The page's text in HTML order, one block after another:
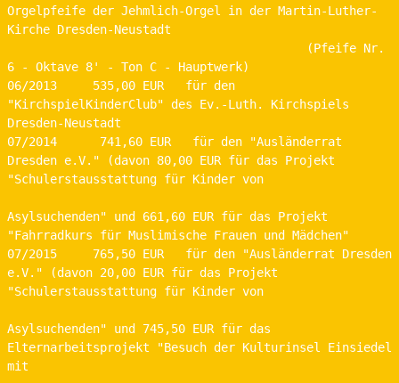
Orgelpfeife der Jehmlich-Orgel in der Martin-Luther-
6 - Oktave 8' - Ton C - Hauptwerk)
06/2013     535,00 EUR   für den
"KirchspielKinderClub" des Ev.-Luth. Kirchspiels
Dresden-Neustadt
07/2014      741,60 EUR   für den "Ausländerrat
Dresden e.V." (davon 80,00 EUR für das Projekt
"Schulerstausstattung für Kinder von
Asylsuchenden" und 661,60 EUR für das Projekt
"Fahrradkurs für Muslimische Frauen und Mädchen"
07/2015     765,50 EUR   für den "Ausländerrat Dresden
e.V." (davon 20,00 EUR für das Projekt
"Schulerstausstattung für Kinder von
Asylsuchenden" und 745,50 EUR für das
Elternarbeitsprojekt "Besuch der Kulturinsel Einsiedel
mit